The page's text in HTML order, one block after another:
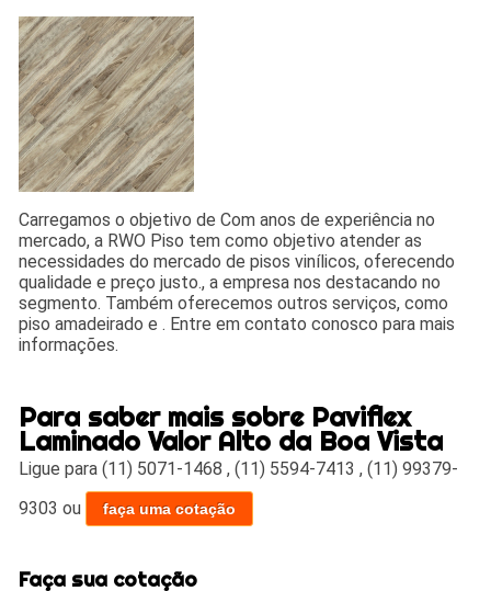
Carregamos o objetivo de Com anos de experiência no
mercado, a RWO Piso tem como objetivo atender as
necessidades do mercado de pisos vinílicos, oferecendo
qualidade e preço justo., a empresa nos destacando no
segmento. Também oferecemos outros serviços, como
piso amadeirado e . Entre em contato conosco para mais
informações.
Para saber mais sobre Paviflex
Laminado Valor Alto da Boa Vista
Ligue para(11) 5071-1468 ,(11) 5594-7413 ,(11) 99379-
9303 ou faça uma cotação
Faça sua cotação